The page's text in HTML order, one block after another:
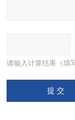
请输入计算结果（填